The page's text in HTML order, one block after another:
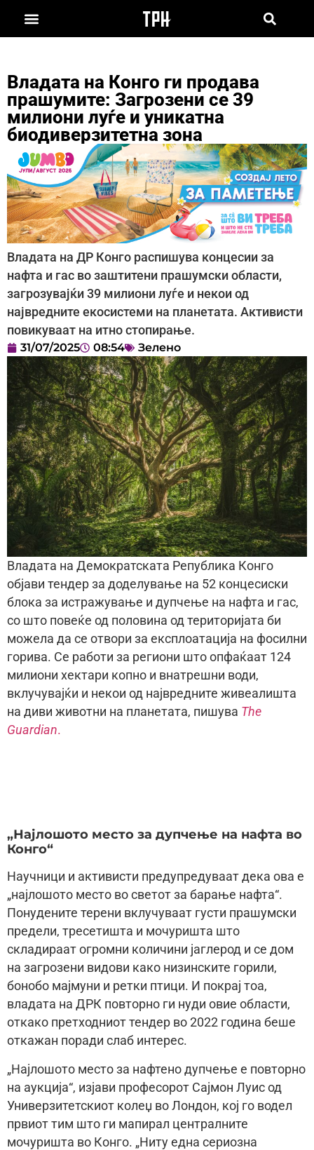
Владата на Конго ги продава
прашумите: Загрозени се 39
милиони луѓе и уникатна
биодиверзитетна зона
Владата на ДР Конго распишува концесии за
нафта и гас во заштитени прашумски области,
загрозувајќи 39 милиони луѓе и некои од
највредните екосистеми на планетата. Активисти
повикуваат на итно стопирање.
31/07/2025 08:54 Зелено
Владата на Демократската Република Конго
објави тендер за доделување на 52 концесиски
блока за истражување и дупчење на нафта и гас,
со што повеќе од половина од територијата би
можела да се отвори за експлоатација на фосилни
горива. Се работи за региони што опфаќаат 124
милиони хектари копно и внатрешни води,
вклучувајќи и некои од највредните живеалишта
на диви животни на планетата, пишува The
Guardian.
„Најлошото место за дупчење на нафта во
Конго“
Научници и активисти предупредуваат дека ова е
„најлошото место во светот за барање нафта“.
Понудените терени вклучуваат густи прашумски
предели, тресетишта и мочуришта што
складираат огромни количини јаглерод и се дом
на загрозени видови како низинските горили,
бонобо мајмуни и ретки птици. И покрај тоа,
владата на ДРК повторно ги нуди овие области,
откако претходниот тендер во 2022 година беше
откажан поради слаб интерес.
„Најлошото место за нафтено дупчење е повторно
на аукција“, изјави професорот Сајмон Луис од
Универзитетскиот колеџ во Лондон, кој го водел
првиот тим што ги мапирал централните
мочуришта во Конго. „Ниту една сериозна